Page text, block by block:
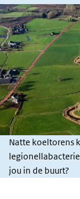
Natte koeltorens
jou in de buurt?